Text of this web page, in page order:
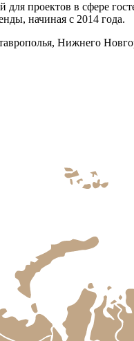
проектов в сфере
начиная с 2014 года.
Нижнего